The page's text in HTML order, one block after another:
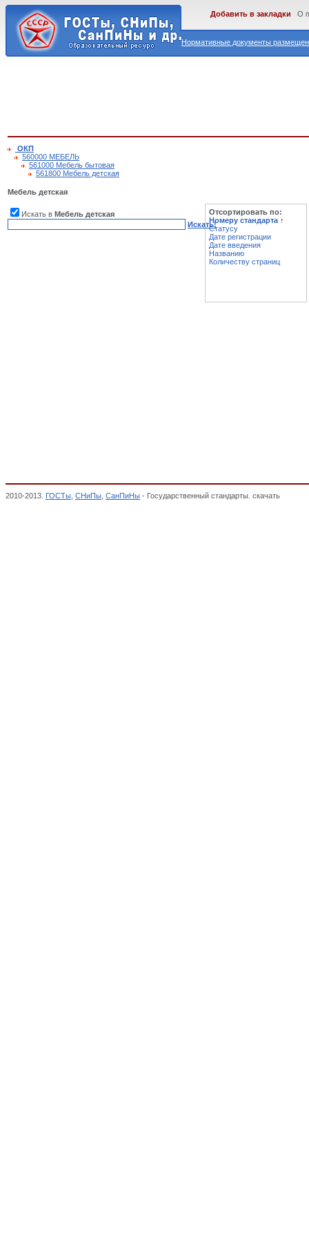
Нормативные документы
Добавить в закладки О
ОКП
560000 МЕБЕЛЬ
561000 Мебель бытовая
561800 Мебель детская
Мебель детская
Искать в Мебель детская
Искать!
Отсортировать по:
Номеру стандарта ↑
Статусу
Дате регистрации
Дате введения
Названию
Количеству страниц
2010-2013. ГОСТы СНиПы СанПиНы - Государственный стандарты. скачать